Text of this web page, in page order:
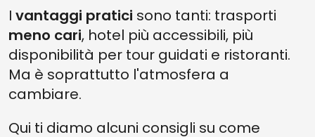
I vantaggi pratici sono tanti: trasporti
meno cari, hotel più accessibili, più
disponibilità per tour guidati e ristoranti.
Ma è soprattutto l'atmosfera a
cambiare.
Qui ti diamo alcuni consigli su come